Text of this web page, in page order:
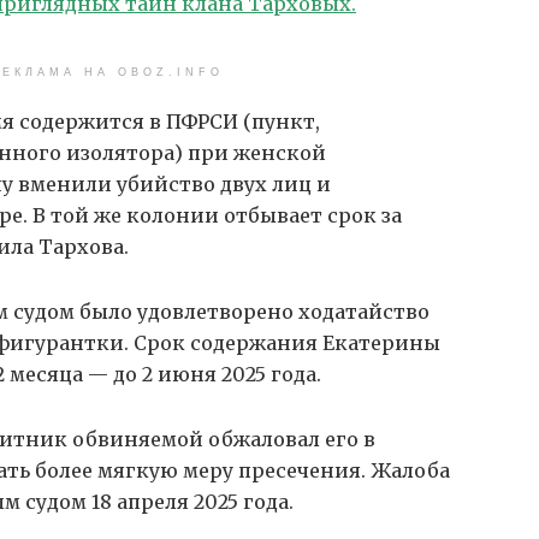
НА OBOZ.INFO
содержится в ПФРСИ (пункт,
изолятора) при женской
вменили убийство двух лиц и
В той же колонии отбывает срок за
Тархова.
было удовлетворено ходатайство
Срок содержания Екатерины
— до 2 июня 2025 года.
обвиняемой обжаловал его в
более мягкую меру пресечения. Жалоба
18 апреля 2025 года.